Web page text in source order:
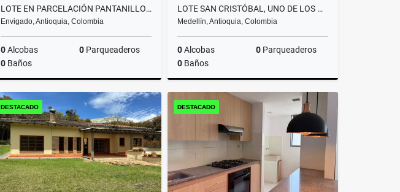
LOTE EN PARCELACIÓN PANTANILLO ENVIGADO ALTOS DE LA MANUELA
Envigado, Antioquia, Colombia
0Alcobas 0 Parqueaderos
0 Baños
Venta
$2.000.000.000
LOTE SAN CRISTÓBAL, UNO DE LOS MEJORES LOTES DE LA PARCELACIÓN
Medellín, Antioquia, Colombia
0Alcobas 0 Parqueaderos
0 Baños
Venta
$590.000.000
DESTACADO DESTACADO